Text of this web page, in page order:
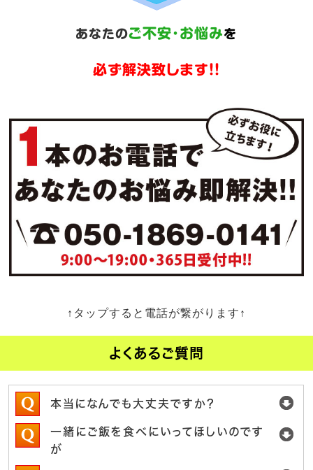
あなたのご不安･お悩みを
必ず解決致します!!
↑タップすると電話が繋がります↑
よくあるご質問
本当になんでも大丈夫ですか？
一緒にご飯を食べにいってほしいのです
が